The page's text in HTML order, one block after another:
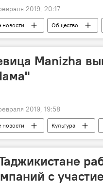
2019, 20:17
новости Общество
Manizha
2019, 19:58
новости Культура
с